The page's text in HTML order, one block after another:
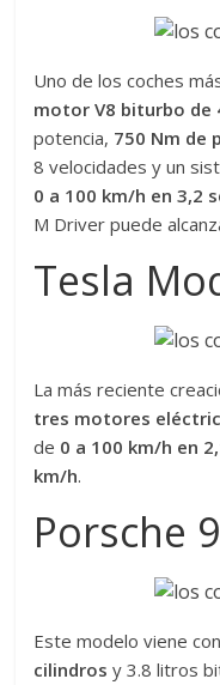
Uno de los coches
motor V8 biturbo de
potencia, 750 Nm de
8 velocidades y un
0 a 100 km/h en 3,2
M Driver puede
Tesla
La más reciente
tres motores
de 0 a 100 km/h en
km/h.
Porsche
Este modelo viene
cilindros y 3.8 litros